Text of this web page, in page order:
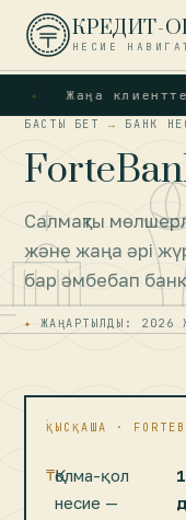
КРЕДИТ-
НЕСИЕ
Жаңа
БАСТЫ БЕТ → БАНК
Салмақты
және жаңа әрі
бар әмбебап
ЖАҢАРТЫЛДЫ: 2026
ҚЫСҚАША ·
Қолма-қол
несие —